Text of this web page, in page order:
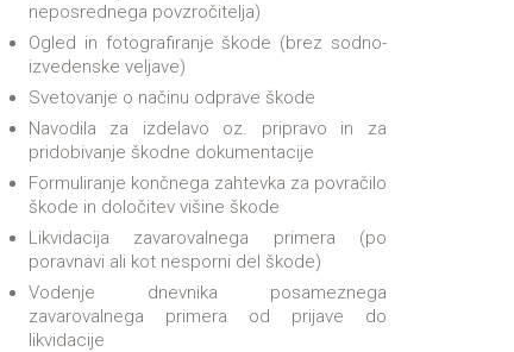
neposrednega povzročitelja)
Ogled in fotografiranje škode (brez sodno-
izvedenske veljave)
Svetovanje o načinu odprave škode
Navodila za izdelavo oz. pripravo in za
pridobivanje škodne dokumentacije
Formuliranje končnega zahtevka za povračilo
škode in določitev višine škode
Likvidacija zavarovalnega primera (po
poravnavi ali kot nesporni del škode)
Vodenje dnevnika posameznega
zavarovalnega primera od prijave do
likvidacije